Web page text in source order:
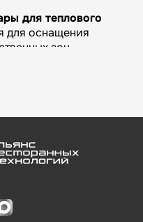
для теплового
для оснащения
зон
Такие товары
кухнях
и кухонный
на рынке